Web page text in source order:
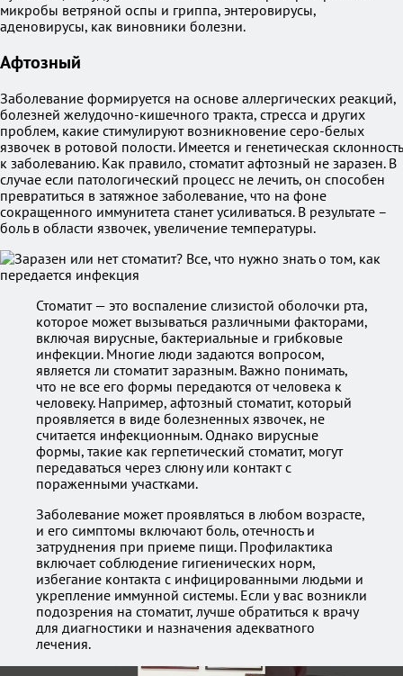
микробы ветряной оспы и гриппа, энтеровирусы,
аденовирусы, как виновники болезни.
Афтозный
Заболевание формируется на основе аллергических реакций,
болезней желудочно-кишечного тракта, стресса и других
проблем, какие стимулируют возникновение серо-белых
язвочек в ротовой полости. Имеется и генетическая склонность
к заболеванию. Как правило, стоматит афтозный не заразен. В
случае если патологический процесс не лечить, он способен
превратиться в затяжное заболевание, что на фоне
сокращенного иммунитета станет усиливаться. В результате –
боль в области язвочек, увеличение температуры.
Стоматит — это воспаление слизистой оболочки рта,
которое может вызываться различными факторами,
включая вирусные, бактериальные и грибковые
инфекции. Многие люди задаются вопросом,
является ли стоматит заразным. Важно понимать,
что не все его формы передаются от человека к
человеку. Например, афтозный стоматит, который
проявляется в виде болезненных язвочек, не
считается инфекционным. Однако вирусные
формы, такие как герпетический стоматит, могут
передаваться через слюну или контакт с
пораженными участками.
Заболевание может проявляться в любом возрасте,
и его симптомы включают боль, отечность и
затруднения при приеме пищи. Профилактика
включает соблюдение гигиенических норм,
избегание контакта с инфицированными людьми и
укрепление иммунной системы. Если у вас возникли
подозрения на стоматит, лучше обратиться к врачу
для диагностики и назначения адекватного
лечения.